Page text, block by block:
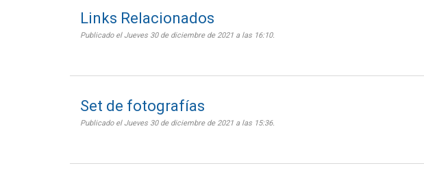
Links Relacionados
Publicado el Jueves 30 de diciembre de 2021 a las 16:10.
Set de fotografías
Publicado el Jueves 30 de diciembre de 2021 a las 15:36.